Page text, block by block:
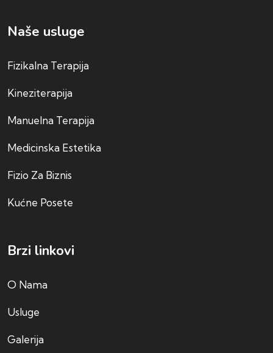
Naše usluge
Fizikalna Terapija
Kineziterapija
Manuelna Terapija
Medicinska Estetika
Fizio Za Biznis
Kućne Posete
Brzi linkovi
O Nama
Usluge
Galerija